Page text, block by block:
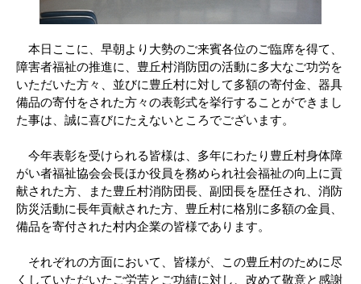
本日ここに、早朝より大勢のご来賓各位のご臨席を得て、
障害者福祉の推進に、豊丘村消防団の活動に多大なご功労を
いただいた方々、並びに豊丘村に対して多額の寄付金、器具
備品の寄付をされた方々の表彰式を挙行することができまし
た事は、誠に喜びにたえないところでございます。
今年表彰を受けられる皆様は、多年にわたり豊丘村身体障
がい者福祉協会会長ほか役員を務められ社会福祉の向上に貢
献された方、また豊丘村消防団長、副団長を歴任され、消防
防災活動に長年貢献された方、豊丘村に格別に多額の金員、
備品を寄付された村内企業の皆様であります。
それぞれの方面において、皆様が、この豊丘村のために尽
くしていただいたご労苦とご功績に対し、改めて敬意と感謝